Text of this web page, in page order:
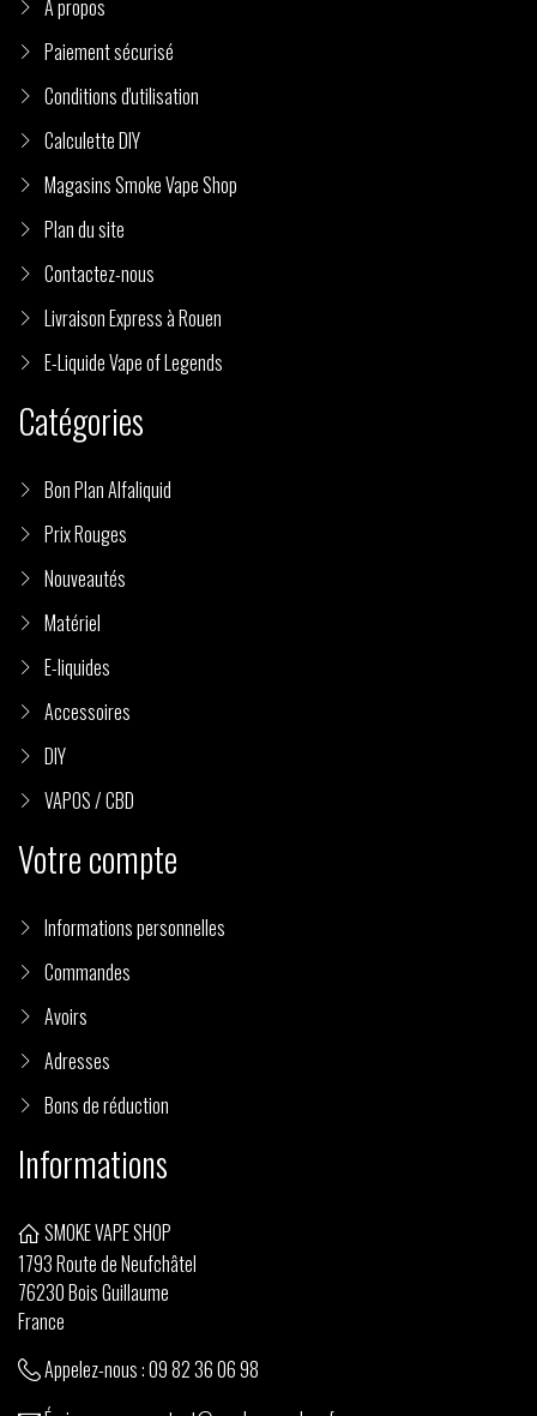
A propos
Paiement sécurisé
Conditions d'utilisation
Calculette DIY
Magasins Smoke Vape Shop
Plan du site
Contactez-nous
Livraison Express à Rouen
E-Liquide Vape of Legends
Catégories
Bon Plan Alfaliquid
Prix Rouges
Nouveautés
Matériel
E-liquides
Accessoires
DIY
VAPOS / CBD
Votre compte
Informations personnelles
Commandes
Avoirs
Adresses
Bons de réduction
Informations
SMOKE VAPE SHOP
1793 Route de Neufchâtel
76230 Bois Guillaume
France
Appelez-nous :09 82 36 06 98